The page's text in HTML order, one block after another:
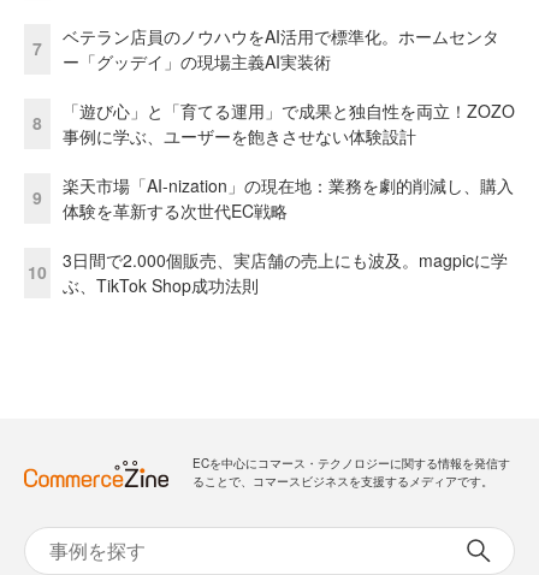
7
ベテラン店員のノウハウをAI活用で標準化。ホームセンタ
ー「グッデイ」の現場主義AI実装術
8
「遊び心」と「育てる運用」で成果と独自性を両立！ZOZO
事例に学ぶ、ユーザーを飽きさせない体験設計
9
楽天市場「AI-nization」の現在地：業務を劇的削減し、購入
体験を革新する次世代EC戦略
10
3日間で2.000個販売、実店舗の売上にも波及。magpicに学
ぶ、TikTok Shop成功法則
ECを中心にコマース・テクノロジーに関する情報を発信す
ることで、コマースビジネスを支援するメディアです。